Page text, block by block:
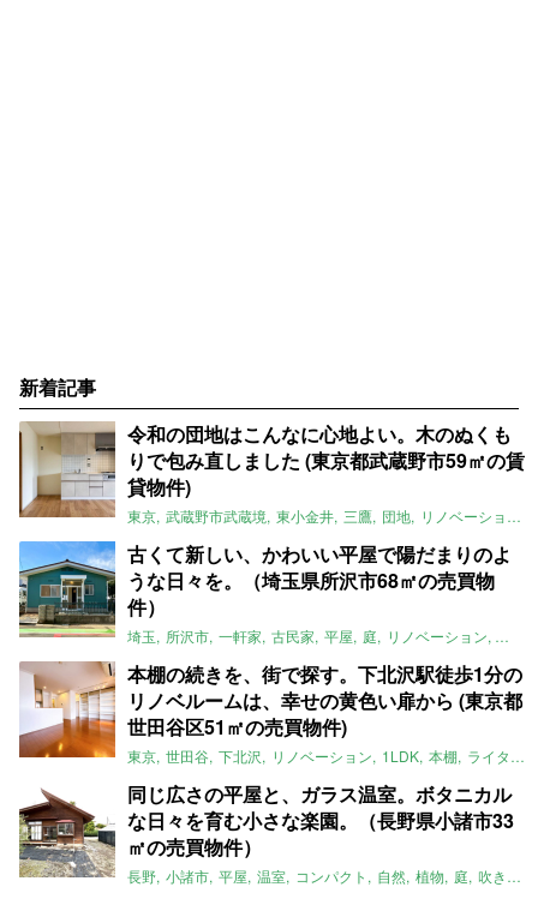
新着記事
令和の団地はこんなに心地よい。木のぬくも
りで包み直しました (東京都武蔵野市59㎡の賃
貸物件)
東京 武蔵野市武蔵境 東小金井 三鷹 団地 リノベーション
古くて新しい、かわいい平屋で陽だまりのよ
うな日々を。（埼玉県所沢市68㎡の売買物
件）
埼玉 所沢市 一軒家 古民家 平屋 庭 リノベーション アメ
本棚の続きを、街で探す。下北沢駅徒歩1分の
リノベルームは、幸せの黄色い扉から (東京都
世田谷区51㎡の売買物件)
東京 世田谷 下北沢 リノベーション 1LDK 本棚 ライター：ほしりょうこ
同じ広さの平屋と、ガラス温室。ボタニカル
な日々を育む小さな楽園。（長野県小諸市33
㎡の売買物件）
長野 小諸市 平屋 温室 コンパクト 自然 植物 庭 吹き抜け